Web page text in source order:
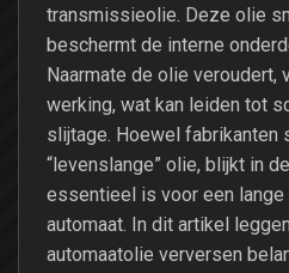
transmissieolie. Deze olie
beschermt de interne
Naarmate de olie veroudert,
werking, wat kan leiden tot
slijtage. Hoewel fabrikanten
“levenslange” olie, blijkt in
essentieel is voor een lange
automaat. In dit artikel
automaatolie verversen